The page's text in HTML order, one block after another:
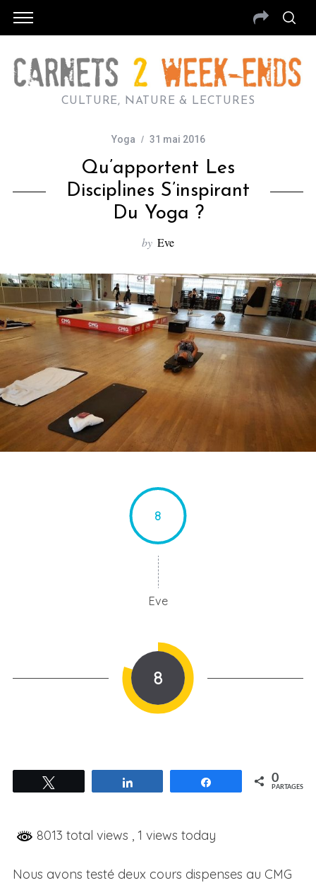
CULTURE, NATURE & LECTURES
Yoga 31 mai 2016
Qu’apportent Les
Disciplines S’inspirant
Du Yoga ?
by Eve
8
Eve
8
Partagez 0
PARTAGES
8013 total views , 1 views today
Nous avons testé deux cours dispenses au CMG